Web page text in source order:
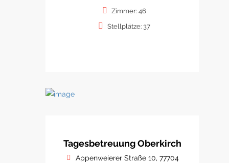
Zimmer: 46
Stellplätze: 37
Tagesbetreuung Oberkirch
Appenweierer Straße 10, 77704